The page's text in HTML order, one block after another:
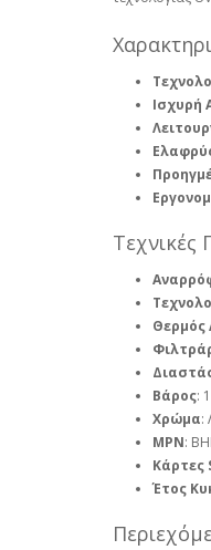
Ισχυρή
Τεχνικές
Θερμός
Βάρος:
Χρώμα:
MPN:
Κάρτες
Έτος